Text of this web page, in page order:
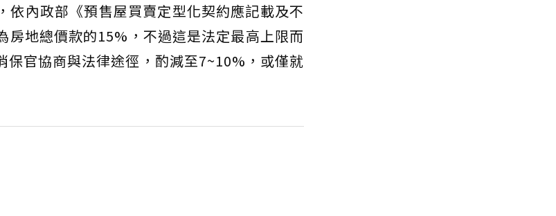
依內政部《預售屋買賣定型化契約應記載及不
地總價款的15%，不過這是法定最高上限而
官協商與法律途徑，酌減至7~10%，或僅就